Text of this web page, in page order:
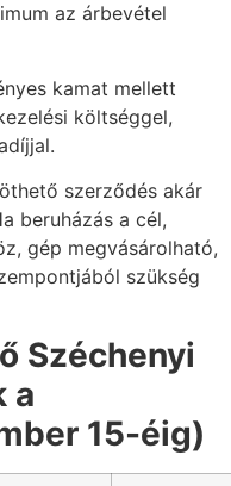
az árbevétel
kamat mellett
költséggel,
szerződés akár
beruházás a cél,
gép megvásárolható,
szükség
Széchenyi
a
15-éig)